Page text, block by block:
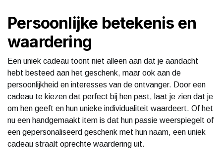
Persoonlijke betekenis en
waardering
Een uniek cadeau toont niet alleen aan dat je aandacht
hebt besteed aan het geschenk, maar ook aan de
persoonlijkheid en interesses van de ontvanger. Door een
cadeau te kiezen dat perfect bij hen past, laat je zien dat je
om hen geeft en hun unieke individualiteit waardeert. Of het
nu een handgemaakt item is dat hun passie weerspiegelt of
een gepersonaliseerd geschenk met hun naam, een uniek
cadeau straalt oprechte waardering uit.